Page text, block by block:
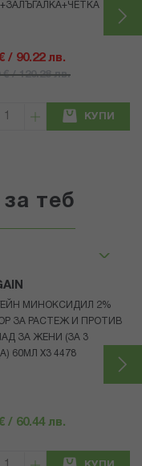
/ 90.22 лв.
€ / 120.28 лв.
КУПИ
теб
МИНОКСИДИЛ 2%
ЗА РАСТЕЖ И ПРОТИВ
ЗА ЖЕНИ (ЗА 3
60МЛ X3 4478
/ 60.44 лв.